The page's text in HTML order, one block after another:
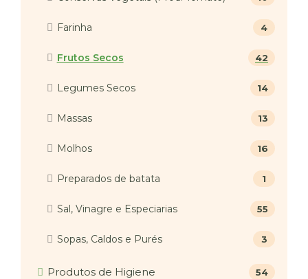
Farinha 4
Frutos Secos 42
Legumes Secos 14
Massas 13
Molhos 16
Preparados de batata 1
Sal, Vinagre e Especiarias 55
Sopas, Caldos e Purés 3
Produtos de Higiene 54